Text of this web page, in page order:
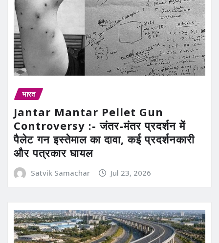
भारत
Jantar Mantar Pellet Gun
Controversy :- जंतर-मंतर प्रदर्शन में
पैलेट गन इस्तेमाल का दावा, कई प्रदर्शनकारी
और पत्रकार घायल
Satvik Samachar Jul 23, 2026